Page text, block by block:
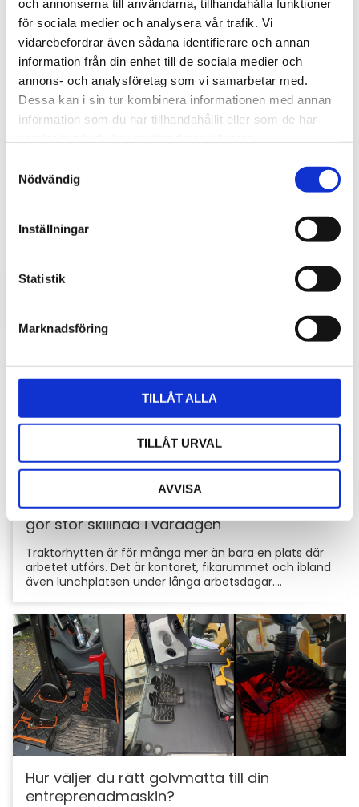
och annonserna till användarna, tillhandahålla funktioner
för sociala medier och analysera vår trafik. Vi
vidarebefordrar även sådana identifierare och annan
information från din enhet till de sociala medier och
annons- och analysföretag som vi samarbetar med.
Dessa kan i sin tur kombinera informationen med annan
information som du har tillhandahållit eller som de har
Nödvändig
Inställningar
Statistik
Marknadsföring
TILLÅT ALLA
TILLÅT URVAL
AVVISA
Stöldskydd för entreprenadmaskiner: så
skyddar du din maskin och utrustning
verksamheten. Därför är det viktigt att skydda dem
mot stölder och skador som kan orsaka kostsamma
Hyttbord till traktorn, den lilla detaljen som
gör stor skillnad i vardagen
Traktorhytten är för många mer än bara en plats där
arbetet utförs. Det är kontoret, fikarummet och ibland
även lunchplatsen under långa arbetsdagar....
Hur väljer du rätt golvmatta till din
entreprenadmaskin?